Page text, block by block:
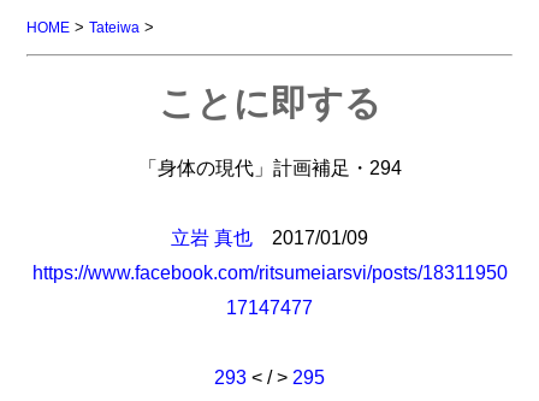
HOME >Tateiwa >
ことに即する
「身体の現代」計画補足・294
立岩 真也 2017/01/09
https://www.facebook.com/ritsumeiarsvi/posts/18311950
17147477
293 < / > 295